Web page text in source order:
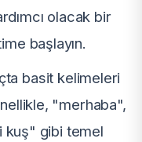
olacak bir
başlayın.
basit kelimeleri
"merhaba",
kuş" gibi temel